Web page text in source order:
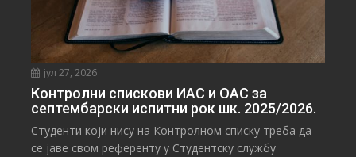
јул 27, 2026
Контролни спискови ИАС и ОАС за
септембарски испитни рок шк. 2025/2026.
Студенти који нису на Контролном списку треба да
се јаве свом референту у Студентску службу